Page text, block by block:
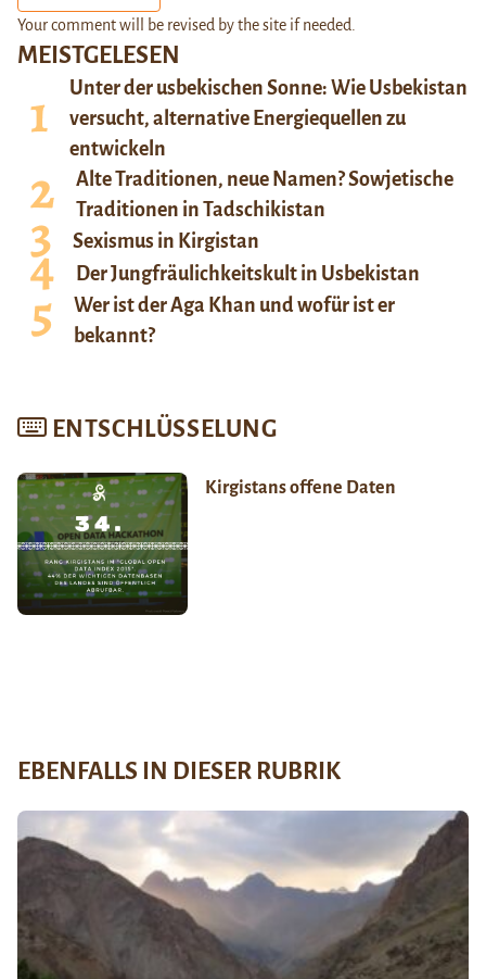
MEISTGELESEN
Unter der usbekischen Sonne: Wie Usbekistan
versucht, alternative Energiequellen zu
entwickeln
Alte Traditionen, neue Namen? Sowjetische
Traditionen in Tadschikistan
Sexismus in Kirgistan
Der Jungfräulichkeitskult in Usbekistan
Wer ist der Aga Khan und wofür ist er
bekannt?
ENTSCHLÜSSELUNG
Kirgistans offene Daten
Your comment will be revised by the site if needed.
EBENFALLS IN DIESER RUBRIK